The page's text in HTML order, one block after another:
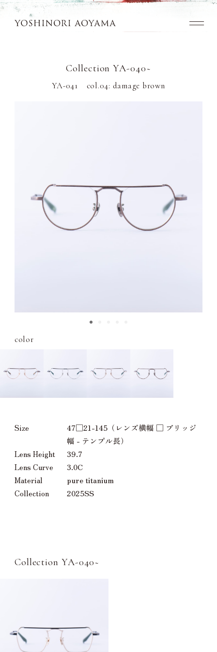
Concept
Contact
Collection YA-040~
YA-041 col.04: damage brown
color
Size
47□21-145（レンズ横幅 □ ブリッジ
幅 - テンプル長）
Lens Height
39.7
Lens Curve
3.0C
Material
pure titanium
Collection
2025SS
Collection YA-040~